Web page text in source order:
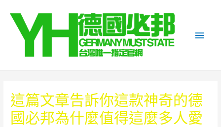
Main
這篇文章告訴你這款神奇的德
國必邦為什麼值得這麼多人愛